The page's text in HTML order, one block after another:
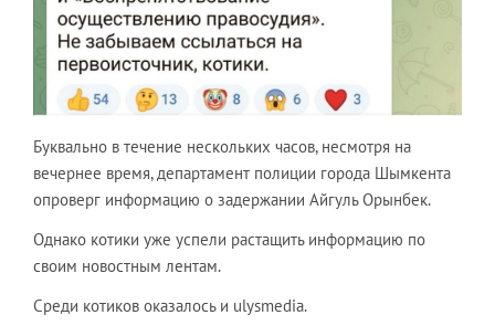
Буквально в течение нескольких часов, несмотря на
вечернее время, департамент полиции города Шымкента
опроверг информацию о задержании Айгуль Орынбек.
Однако котики уже успели растащить информацию по
своим новостным лентам.
Среди котиков оказалось и ulysmedia.